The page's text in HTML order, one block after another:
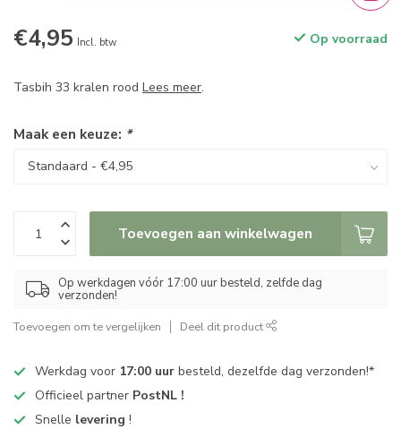
€4,95 Incl. btw Op voorraad
Tasbih 33 kralen rood Lees meer.
Maak een keuze: *
Toevoegen aan winkelwagen
Op werkdagen vóór 17:00 uur besteld, zelfde dag
verzonden!
Toevoegen om te vergelijken Deel dit product
Werkdag voor 17:00 uur besteld, dezelfde dag verzonden!*
Officieel partner PostNL !
Snelle levering !